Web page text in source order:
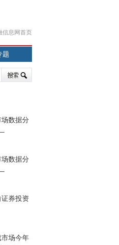
信息网首页
题
数据分
数据分
券投资
场今年